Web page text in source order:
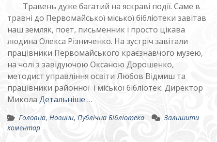
Травень дуже багатий на яскраві події. Саме в
травні до Первомайської міської бібліотеки завітав
наш земляк, поет, письменник і просто цікава
людина Олекса Різниченко. На зустріч завітали
працівники Первомайського краєзнавчого музею,
на чолі з завідуючою Оксаною Дорошенко,
методист управління освіти Любов Відмиш та
працівники районної і міської бібліотек. Директор
Микола Детальніше …
Головна, Новини, Публічна Бібліотека
Залишити
коментар